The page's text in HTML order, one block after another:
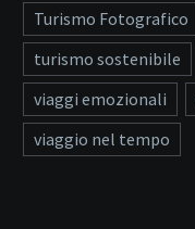
Turismo Fotografico
turismo sostenibile
viaggi emozionali
viaggio nel tempo